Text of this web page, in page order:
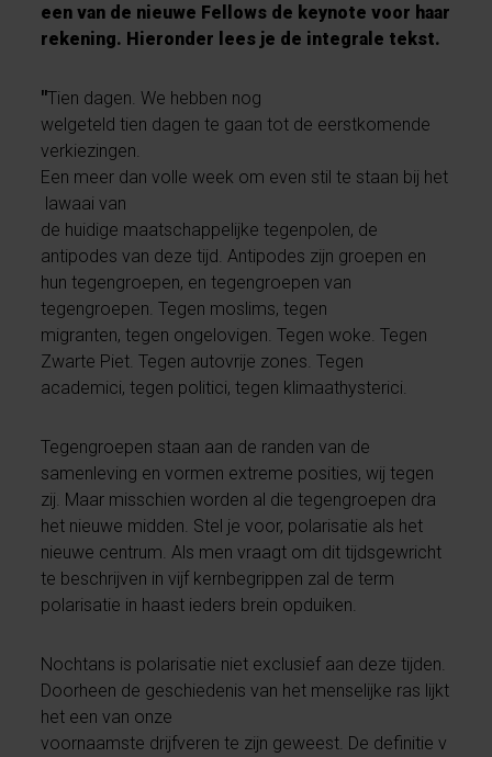
een van de nieuwe Fellows de keynote voor haar
rekening. Hieronder lees je de integrale tekst.
"Tien dagen. We hebben nog
welgeteld tien dagen te gaan tot de eerstkomende
verkiezingen.
Een meer dan volle week om even stil te staan bij het
lawaai van
de huidige maatschappelijke tegenpolen, de
antipodes van deze tijd. Antipodes zijn groepen en
hun tegengroepen, en tegengroepen van
tegengroepen. Tegen moslims, tegen
migranten, tegen ongelovigen. Tegen woke. Tegen
Zwarte Piet. Tegen autovrije zones. Tegen
academici, tegen politici, tegen klimaathysterici.
Tegengroepen staan aan de randen van de
samenleving en vormen extreme posities, wij tegen
zij. Maar misschien worden al die tegengroepen dra
het nieuwe midden. Stel je voor, polarisatie als het
nieuwe centrum. Als men vraagt om dit tijdsgewricht
te beschrijven in vijf kernbegrippen zal de term
polarisatie in haast ieders brein opduiken.
Nochtans is polarisatie niet exclusief aan deze tijden.
Doorheen de geschiedenis van het menselijke ras lijkt
het een van onze
voornaamste drijfveren te zijn geweest. De definitie v